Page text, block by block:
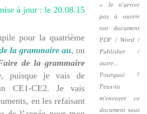
à jour : le 20.08.15
pour la quatrième
la grammaire au, ou
de la grammaire
, puisque je vais de
CE1-CE2. Je vais
en les refaisant
« Je n'arrive
pas à ouvrir
ton document
PDF / Word /
Publisher /
autre...
Pourquoi ?
Peux-tu
m'envoyer ce
document sous